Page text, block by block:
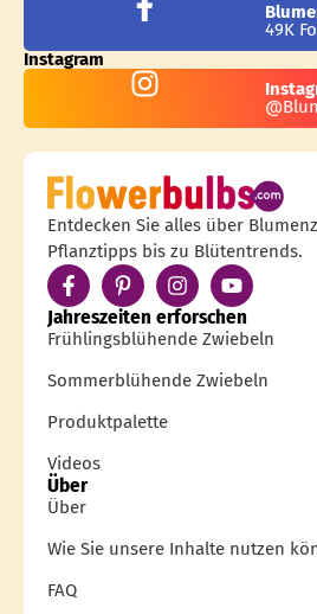
49K
Instagram
Entdecken Sie alles über
Pflanztipps bis zu Blütentrends.
Jahreszeiten erforschen
Frühlingsblühende Zwiebeln
Sommerblühende Zwiebeln
Produktpalette
Videos
Über
Über
Wie Sie unsere Inhalte nutzen
FAQ